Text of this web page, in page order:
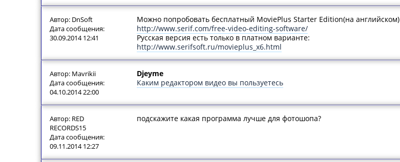
Автор: DnSoft
Дата сообщения:
30.09.2014 12:41
Можно попробовать бесплатный MoviePlus Starter Edition(на английском)
http://www.serif.com/free-video-editing-software/
Русская версия есть только в платном варианте:
http://www.serifsoft.ru/movieplus_x6.html
Автор: Mavrikii
Дата сообщения:
04.10.2014 22:00
Djeyme
Каким редактором видео вы пользуетесь
Автор: RED
RECORDS15
Дата сообщения:
09.11.2014 12:27
подскажите какая программа лучше для фотошопа?